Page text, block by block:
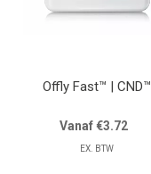
Offly Fast™ | CND™
Vanaf €3.72
EX. BTW